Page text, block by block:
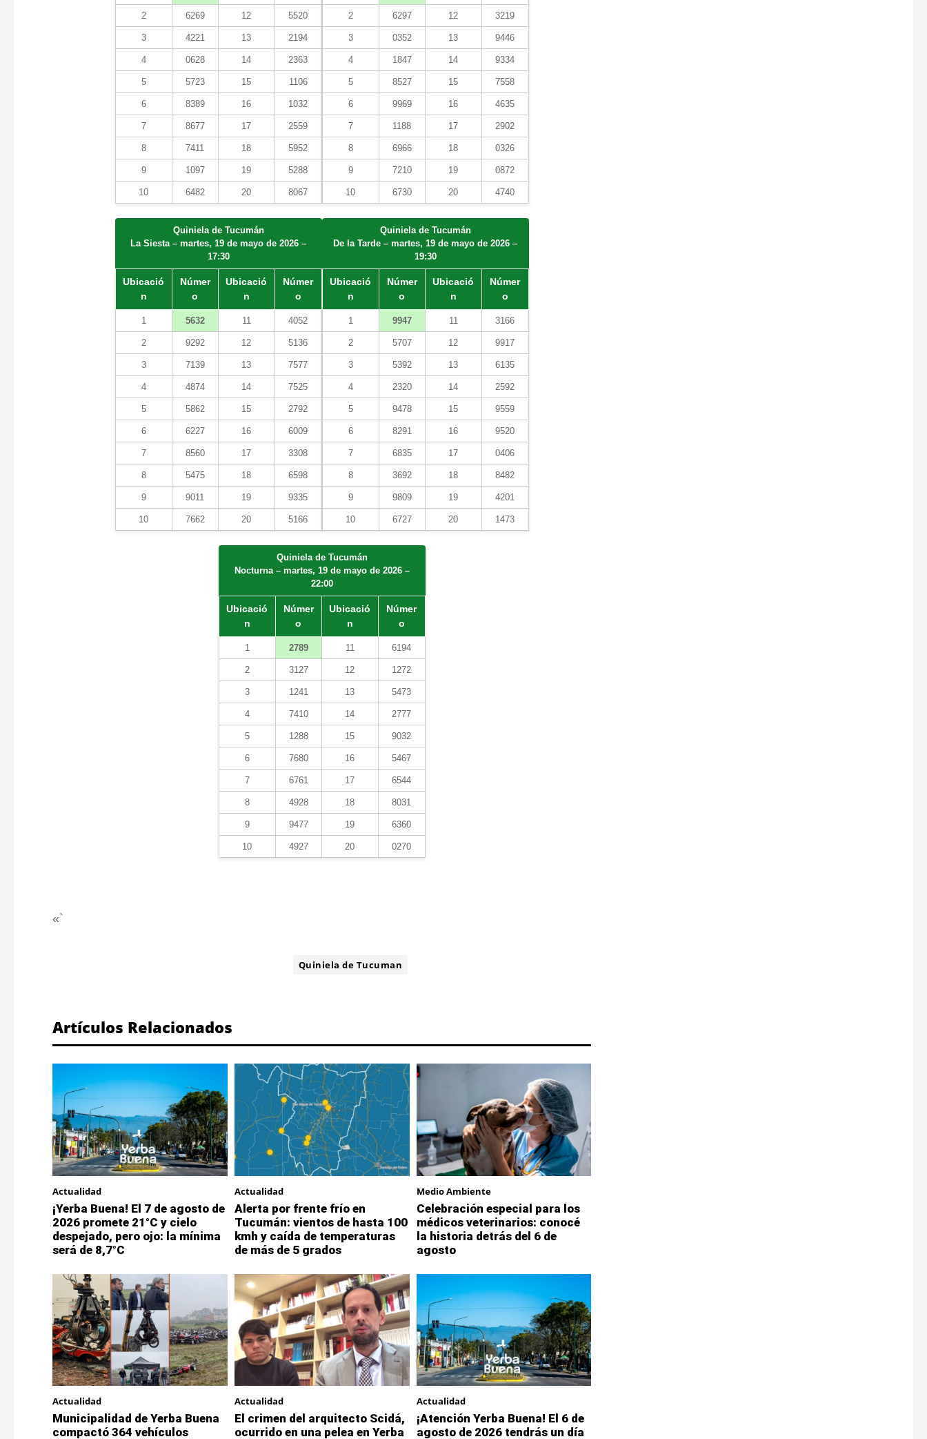
2 6269 12 5520
3 4221 13 2194
4 0628 14 2363
5 5723 15 1106
6 8389 16 1032
7 8677 17 2559
8 7411 18 5952
9 1097 19 5288
10 6482 20 8067
2 6297 12 3219
3 0352 13 9446
4 1847 14 9334
5 8527 15 7558
6 9969 16 4635
7 1188 17 2902
8 6966 18 0326
9 7210 19 0872
10 6730 20 4740
Quiniela de Tucumán
La Siesta – martes, 19 de mayo de 2026 –
17:30
Ubicació
n
Númer
o
Ubicació
n
Númer
o
1 5632 11 4052
2 9292 12 5136
3 7139 13 7577
4 4874 14 7525
5 5862 15 2792
6 6227 16 6009
7 8560 17 3308
8 5475 18 6598
9 9011 19 9335
10 7662 20 5166
Quiniela de Tucumán
De la Tarde – martes, 19 de mayo de 2026 –
19:30
Ubicació
n
Númer
o
Ubicació
n
Númer
o
1 9947 11 3166
2 5707 12 9917
3 5392 13 6135
4 2320 14 2592
5 9478 15 9559
6 8291 16 9520
7 6835 17 0406
8 3692 18 8482
9 9809 19 4201
10 6727 20 1473
Quiniela de Tucumán
Nocturna – martes, 19 de mayo de 2026 –
22:00
Ubicació
n
Númer
o
Ubicació
n
Númer
o
1 2789 11 6194
2 3127 12 1272
3 1241 13 5473
4 7410 14 2777
5 1288 15 9032
6 7680 16 5467
7 6761 17 6544
8 4928 18 8031
9 9477 19 6360
10 4927 20 0270
«`
Quiniela de Tucuman
Artículos Relacionados
Actualidad
¡Yerba Buena! El 7 de agosto de
2026 promete 21°C y cielo
despejado, pero ojo: la mínima
será de 8,7°C
Actualidad
Alerta por frente frío en
Tucumán: vientos de hasta 100
kmh y caída de temperaturas
de más de 5 grados
Medio Ambiente
Celebración especial para los
médicos veterinarios: conocé
la historia detrás del 6 de
agosto
Actualidad
Municipalidad de Yerba Buena
compactó 364 vehículos
Actualidad
El crimen del arquitecto Scidá,
ocurrido en una pelea en Yerba
Actualidad
¡Atención Yerba Buena! El 6 de
agosto de 2026 tendrás un día